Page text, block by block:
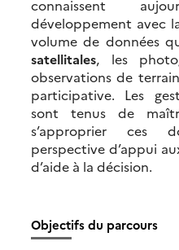
connaissent
développement avec
volume de données
satellitales, les
observations de
participative. Les
sont tenus de
s’approprier ces
perspective d’appui
d’aide à la décision.
Objectifs du parcours